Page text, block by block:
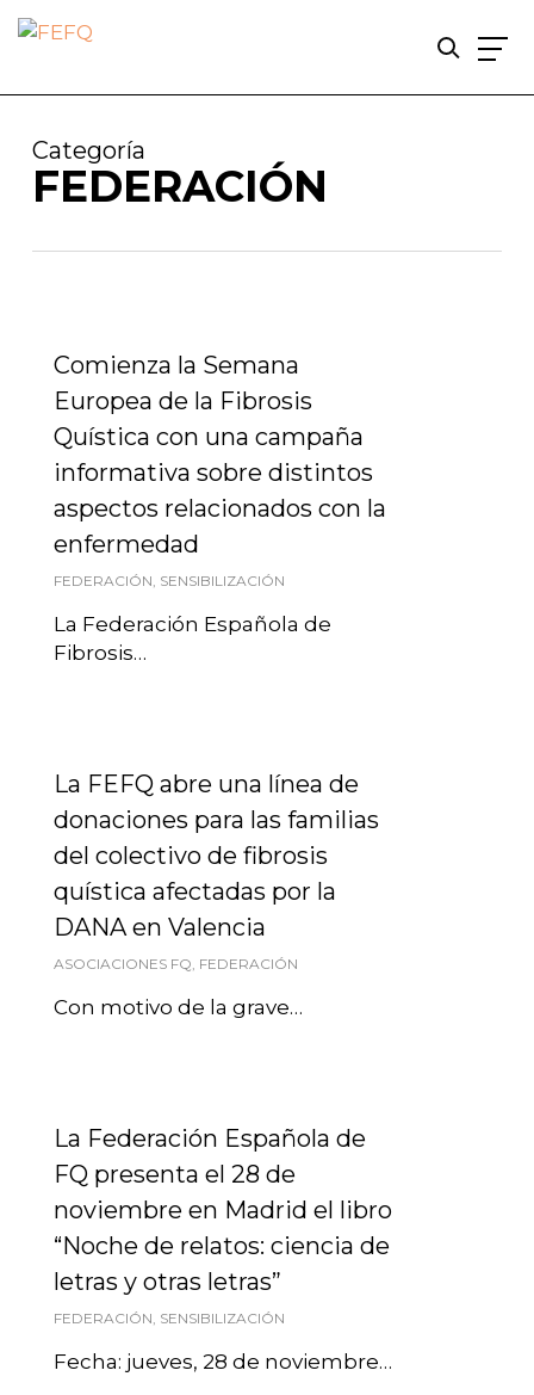
main
content
Categoría
FEDERACIÓN
Comienza la Semana
Europea de la Fibrosis
Quística con una campaña
informativa sobre distintos
aspectos relacionados con la
enfermedad
FEDERACIÓN, SENSIBILIZACIÓN
La Federación Española de
Fibrosis…
La FEFQ abre una línea de
donaciones para las familias
del colectivo de fibrosis
quística afectadas por la
DANA en Valencia
ASOCIACIONES FQ, FEDERACIÓN
Con motivo de la grave…
La Federación Española de
FQ presenta el 28 de
noviembre en Madrid el libro
“Noche de relatos: ciencia de
letras y otras letras”
FEDERACIÓN, SENSIBILIZACIÓN
Fecha: jueves, 28 de noviembre…